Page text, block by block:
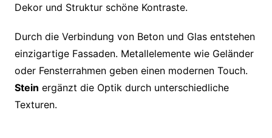
Dekor und Struktur schöne Kontraste.
Durch die Verbindung von Beton und Glas entstehen
einzigartige Fassaden. Metallelemente wie Geländer
oder Fensterrahmen geben einen modernen Touch.
Stein ergänzt die Optik durch unterschiedliche
Texturen.